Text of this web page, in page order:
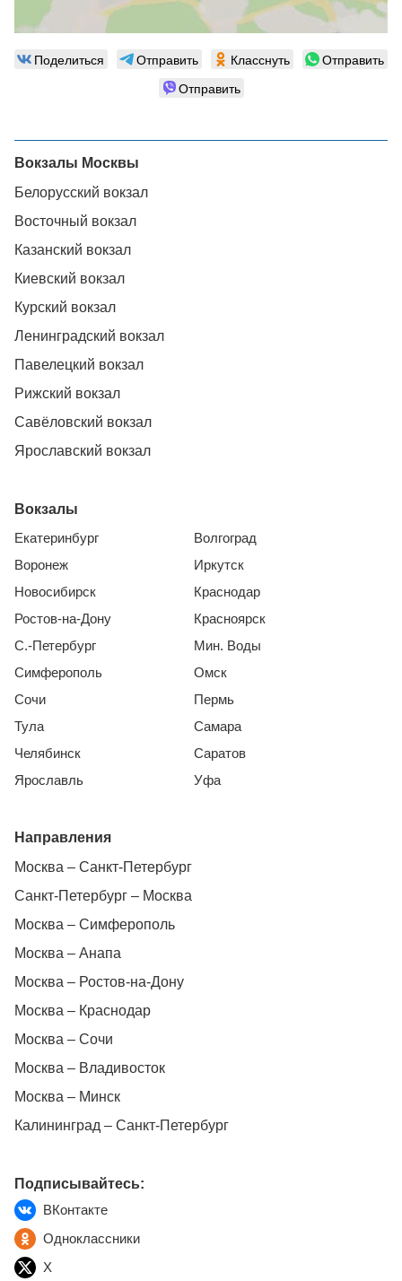
Поделиться Отправить Класснуть
Отправить
Отправить
Вокзалы Москвы
Белорусский вокзал
Восточный вокзал
Казанский вокзал
Киевский вокзал
Курский вокзал
Ленинградский вокзал
Павелецкий вокзал
Рижский вокзал
Савёловский вокзал
Ярославский вокзал
Вокзалы
Екатеринбург
Воронеж
Новосибирск
Ростов-на-Дону
С.-Петербург
Симферополь
Сочи
Тула
Челябинск
Ярославль
Волгоград
Иркутск
Краснодар
Красноярск
Мин. Воды
Омск
Пермь
Самара
Саратов
Уфа
Направления
Москва – Санкт-Петербург
Санкт-Петербург – Москва
Москва – Симферополь
Москва – Анапа
Москва – Ростов-на-Дону
Москва – Краснодар
Москва – Сочи
Москва – Владивосток
Москва – Минск
Калининград – Санкт-Петербург
Подписывайтесь:
ВКонтакте
Одноклассники
X